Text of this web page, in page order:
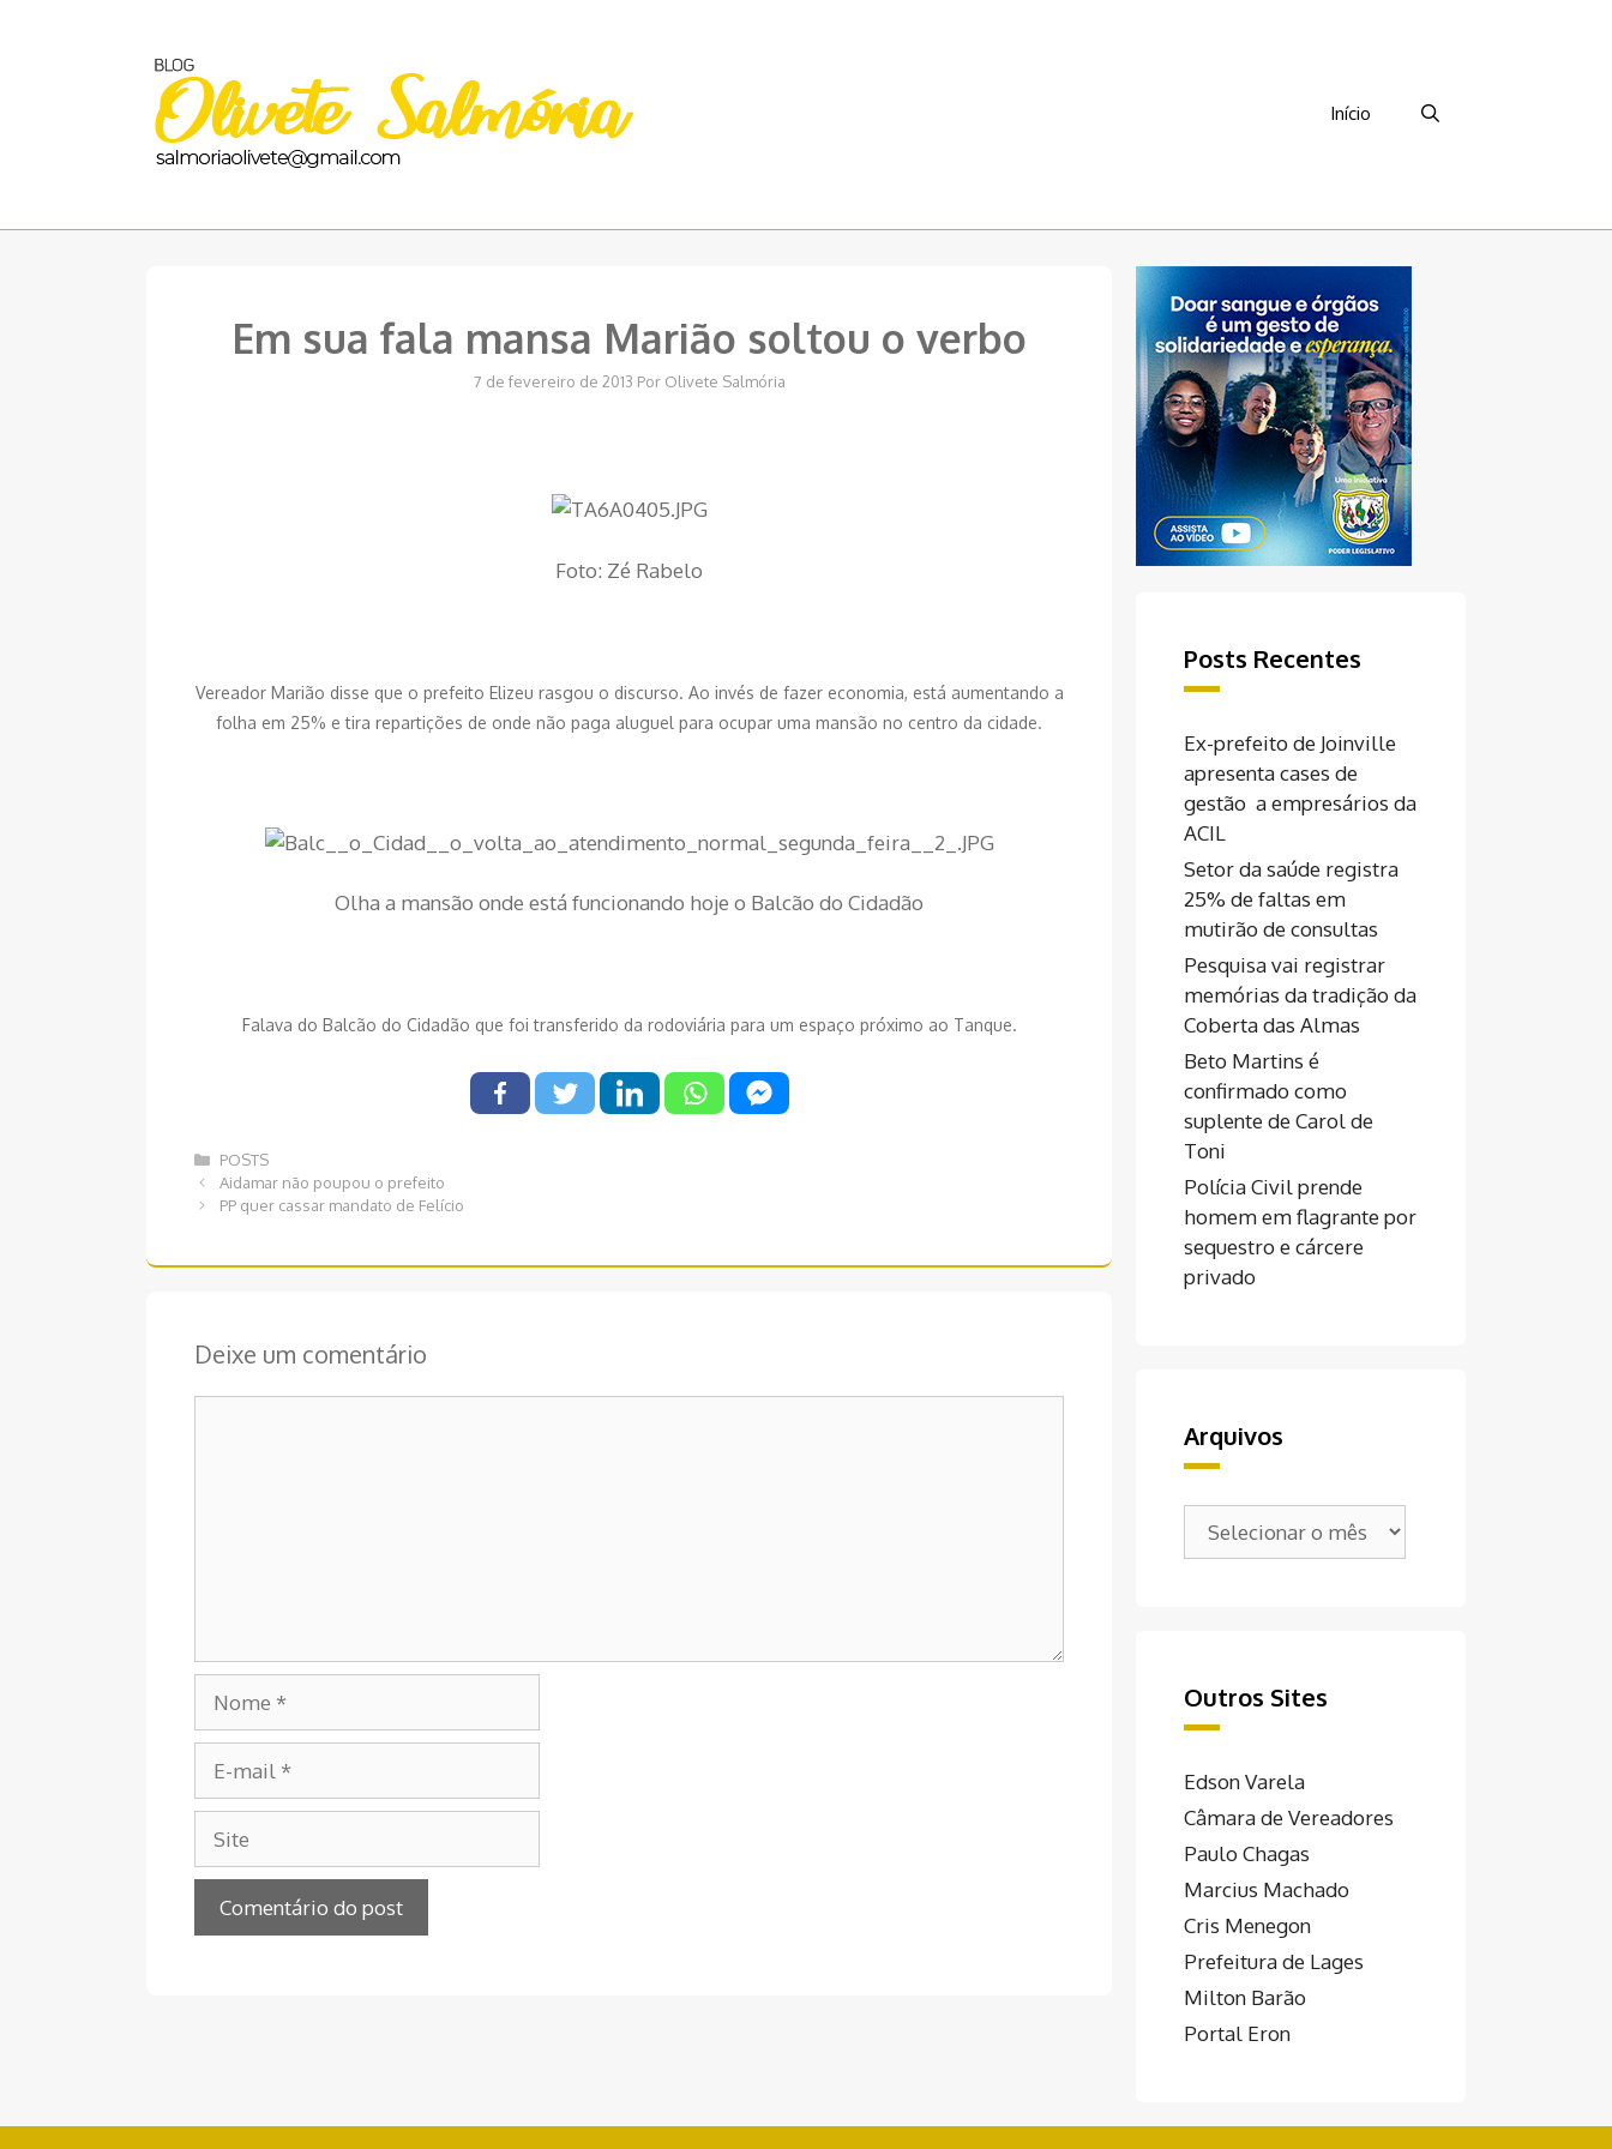
Início
Em sua fala mansa Marião soltou o verbo
7 de fevereiro de 2013 Por Olivete Salmória
Foto: Zé Rabelo
Vereador Marião disse que o prefeito Elizeu rasgou o discurso. Ao invés de fazer economia, está aumentando a
folha em 25% e tira repartições de onde não paga aluguel para ocupar uma mansão no centro da cidade.
Olha a mansão onde está funcionando hoje o Balcão do Cidadão
Falava do Balcão do Cidadão que foi transferido da rodoviária para um espaço próximo ao Tanque.
Categorias
POSTS
Navegação
de
Aidamar não poupou o prefeito
PP quer cassar mandato de Felício
Deixe um comentário
mail
Posts Recentes
Ex-prefeito de Joinville
apresenta cases de
gestão a empresários da
ACIL
Setor da saúde registra
25% de faltas em
mutirão de consultas
Pesquisa vai registrar
memórias da tradição da
Coberta das Almas
Beto Martins é
confirmado como
suplente de Carol de
Toni
Polícia Civil prende
homem em flagrante por
sequestro e cárcere
privado
Arquivos
Outros Sites
Edson Varela
Câmara de Vereadores
Paulo Chagas
Marcius Machado
Cris Menegon
Prefeitura de Lages
Milton Barão
Portal Eron